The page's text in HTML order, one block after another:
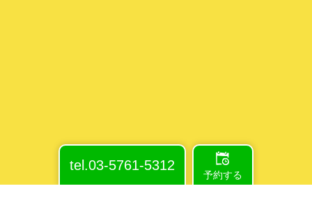
tel.03-5761-5312
予約する